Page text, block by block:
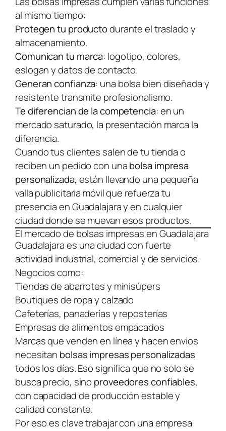
al mismo tiempo:
Protegen tu productodurante el traslado y
almacenamiento.
Comunican tu marca: logotipo, colores,
eslogan y datos de contacto.
Generan confianza: una bolsa bien diseñada y
resistente transmite profesionalismo.
Te diferencian de la competencia: en un
mercado saturado, la presentación marca la
diferencia.
Cuando tus clientes salen de tu tienda o
reciben un pedido con unabolsa impresa
personalizada, están llevando una pequeña
valla publicitaria móvil que refuerza tu
presencia en Guadalajara y en cualquier
ciudad donde se muevan esos productos.
El mercado de bolsas impresas en Guadalajara
Guadalajara es una ciudad con fuerte
actividad industrial, comercial y de servicios.
Negocios como:
Tiendas de abarrotes y minisúpers
Boutiques de ropa y calzado
Cafeterías, panaderías y reposterías
Empresas de alimentos empacados
Marcas que venden en línea y hacen envíos
necesitan bolsas impresas personalizadas
todos los días. Eso significa que no solo se
busca precio, sino proveedores confiables,
con capacidad de producción estable y
calidad constante.
Por eso es clave trabajar con una empresa